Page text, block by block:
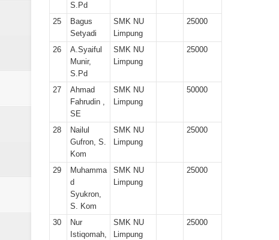
S.Pd
25
Bagus
Setyadi
SMK NU
Limpung
25000
26
A.Syaiful
Munir,
S.Pd
SMK NU
Limpung
25000
27
Ahmad
Fahrudin ,
SE
SMK NU
Limpung
50000
28
Nailul
Gufron, S.
Kom
SMK NU
Limpung
25000
29
Muhamma
d
Syukron,
S. Kom
SMK NU
Limpung
25000
30
Nur
Istiqomah,
SMK NU
Limpung
25000